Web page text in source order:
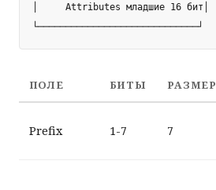
│     Attributes младшие 16 бит│
ПОЛЕ БИТЫ РАЗМЕР
Prefix 1-7 7